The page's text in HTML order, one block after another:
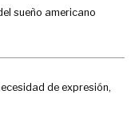
sueño americano
de expresión,